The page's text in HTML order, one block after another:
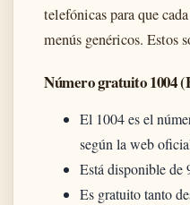
telefónicas para que
menús genéricos. Estos
Número gratuito 1004
El 1004 es el
según la web
Está disponible de
Es gratuito tanto